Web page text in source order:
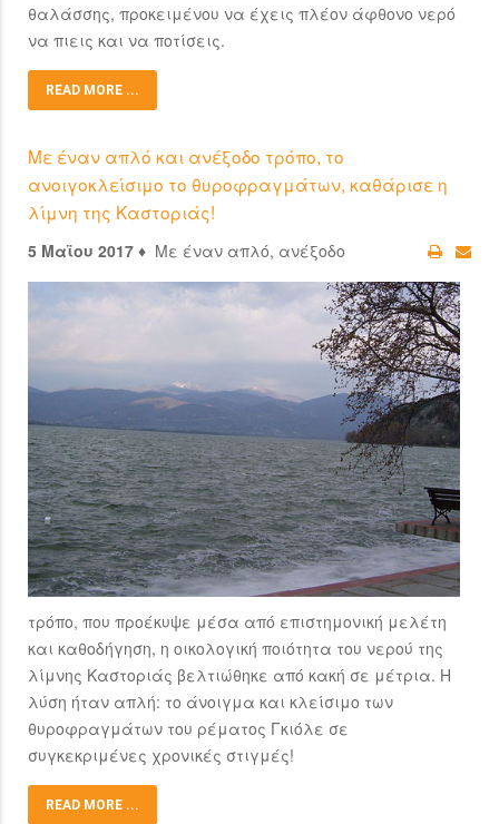
θαλάσσης, προκειμένου να έχεις πλέον άφθονο νερό
να πιεις και να ποτίσεις.
READ MORE ...
Με έναν απλό και ανέξοδο τρόπο, το
ανοιγοκλείσιμο το θυροφραγμάτων, καθάρισε η
λίμνη της Καστοριάς!
5 Μαϊου 2017 ♦ Με έναν απλό, ανέξοδο
τρόπο, που προέκυψε μέσα από επιστημονική μελέτη
και καθοδήγηση, η οικολογική ποιότητα του νερού της
λίμνης Καστοριάς βελτιώθηκε από κακή σε μέτρια. Η
λύση ήταν απλή: το άνοιγμα και κλείσιμο των
θυροφραγμάτων του ρέματος Γκιόλε σε
συγκεκριμένες χρονικές στιγμές!
READ MORE ...